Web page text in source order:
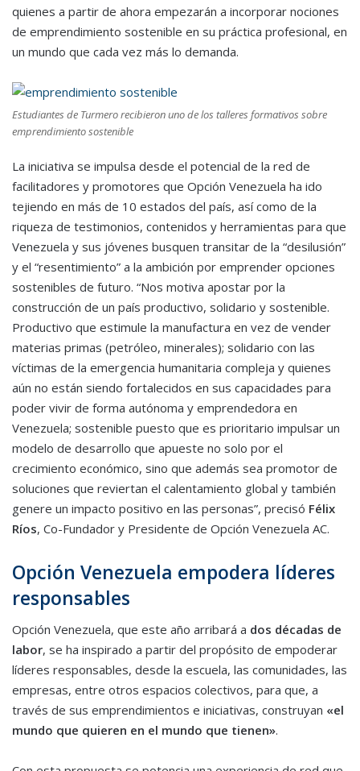
quienes a partir de ahora empezarán a incorporar nociones
de emprendimiento sostenible en su práctica profesional, en
un mundo que cada vez más lo demanda.
Estudiantes de Turmero recibieron uno de los talleres formativos sobre
emprendimiento sostenible
La iniciativa se impulsa desde el potencial de la red de
facilitadores y promotores que Opción Venezuela ha ido
tejiendo en más de 10 estados del país, así como de la
riqueza de testimonios, contenidos y herramientas para que
Venezuela y sus jóvenes busquen transitar de la “desilusión”
y el “resentimiento” a la ambición por emprender opciones
sostenibles de futuro. “Nos motiva apostar por la
construcción de un país productivo, solidario y sostenible.
Productivo que estimule la manufactura en vez de vender
materias primas (petróleo, minerales); solidario con las
víctimas de la emergencia humanitaria compleja y quienes
aún no están siendo fortalecidos en sus capacidades para
poder vivir de forma autónoma y emprendedora en
Venezuela; sostenible puesto que es prioritario impulsar un
modelo de desarrollo que apueste no solo por el
crecimiento económico, sino que además sea promotor de
soluciones que reviertan el calentamiento global y también
genere un impacto positivo en las personas”, precisó Félix
Ríos, Co-Fundador y Presidente de Opción Venezuela AC.
Opción Venezuela empodera líderes
responsables
Opción Venezuela, que este año arribará a dos décadas de
labor, se ha inspirado a partir del propósito de empoderar
líderes responsables, desde la escuela, las comunidades, las
empresas, entre otros espacios colectivos, para que, a
través de sus emprendimientos e iniciativas, construyan «el
mundo que quieren en el mundo que tienen».